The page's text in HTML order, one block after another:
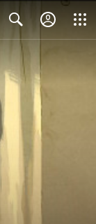
Search